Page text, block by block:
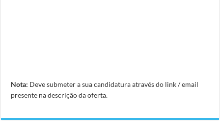
Nota: Deve submeter a sua candidatura através do link / email
presente na descrição da oferta.